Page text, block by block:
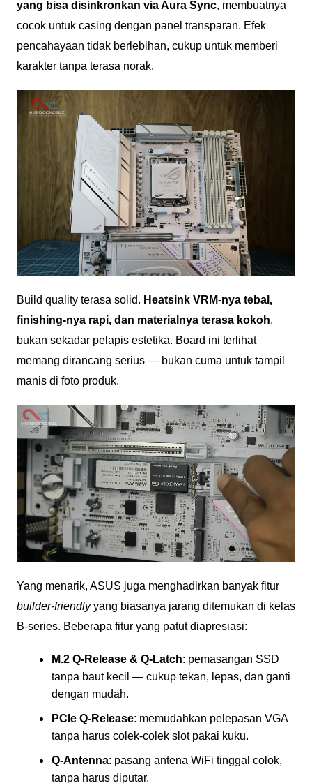
yang bisa disinkronkan via Aura Sync, membuatnya
cocok untuk casing dengan panel transparan. Efek
pencahayaan tidak berlebihan, cukup untuk memberi
karakter tanpa terasa norak.
Build quality terasa solid. Heatsink VRM-nya tebal,
finishing-nya rapi, dan materialnya terasa kokoh,
bukan sekadar pelapis estetika. Board ini terlihat
memang dirancang serius — bukan cuma untuk tampil
manis di foto produk.
Yang menarik, ASUS juga menghadirkan banyak fitur
builder-friendlyyang biasanya jarang ditemukan di kelas
B-series. Beberapa fitur yang patut diapresiasi:
M.2 Q-Release & Q-Latch: pemasangan SSD
tanpa baut kecil — cukup tekan, lepas, dan ganti
dengan mudah.
PCIe Q-Release: memudahkan pelepasan VGA
tanpa harus colek-colek slot pakai kuku.
Q-Antenna: pasang antena WiFi tinggal colok,
tanpa harus diputar.